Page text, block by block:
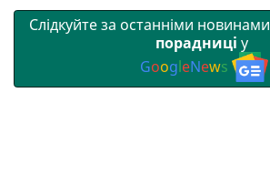
Слідкуйте за останніми новинами
порадниці у
GoogleNews